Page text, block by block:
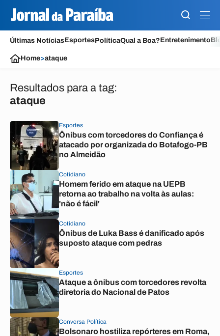
Últimas NotíciasEsportesPolíticaQual a Boa?Entretenimento
Home>ataque
Resultados para a tag:
ataque
Esportes
Ônibus com torcedores do Confiança é
atacado por organizada do Botafogo-PB
no Almeidão
Cotidiano
Homem ferido em ataque na UEPB
retorna ao trabalho na volta às aulas:
'não é fácil'
Cotidiano
Ônibus de Luka Bass é danificado após
suposto ataque com pedras
Esportes
Ataque a ônibus com torcedores revolta
diretoria do Nacional de Patos
Conversa Política
Bolsonaro hostiliza repórteres em Roma,